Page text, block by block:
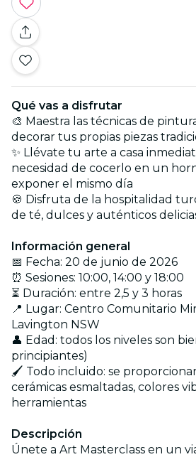
Qué vas a disfrutar
🎨 Maestra las técnicas de
decorar tus propias piezas
✨ Llévate tu arte a casa
necesidad de cocerlo en un
exponer el mismo día
🍪 Disfruta de la hospitalidad
de té, dulces y auténticos
Información general
📅 Fecha: 20 de junio de 2026
⏰ Sesiones: 10:00, 14:00 y 18:00
⏳ Duración: entre 2,5 y 3 horas
📍 Lugar: Centro Comunitario
Lavington NSW
👤 Edad: todos los niveles son
principiantes)
🖌️ Todo incluido: se
cerámicas esmaltadas, colores
herramientas
Descripción
Únete a Art Masterclass en un